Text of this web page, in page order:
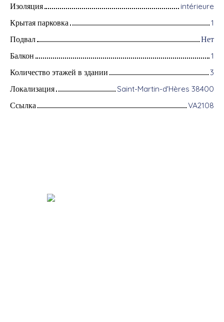
Изоляция
intérieure
Крытая парковка
1
Подвал
Нет
Балкон
1
Количество этажей в здании
3
Локализация
Saint-Martin-d'Hères 38400
Ссылка
VA2108